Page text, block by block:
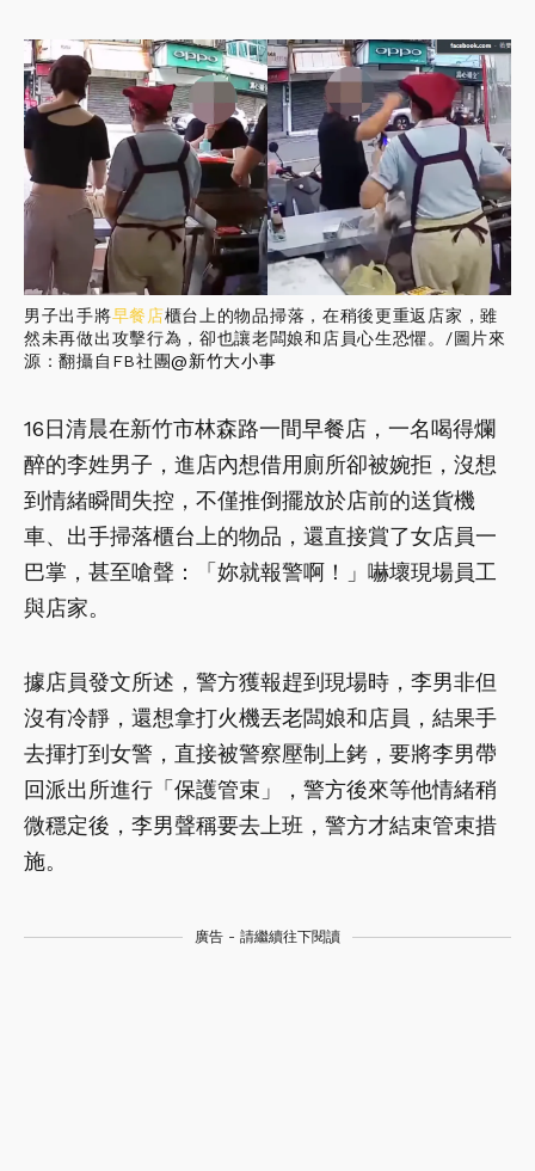
男子出手將早餐店櫃台上的物品掃落，在稍後更重返店家，雖
然未再做出攻擊行為，卻也讓老闆娘和店員心生恐懼。/圖片來
源：翻攝自FB社團@新竹大小事
16日清晨在新竹市林森路一間早餐店，一名喝得爛
醉的李姓男子，進店內想借用廁所卻被婉拒，沒想
到情緒瞬間失控，不僅推倒擺放於店前的送貨機
車、出手掃落櫃台上的物品，還直接賞了女店員一
巴掌，甚至嗆聲：「妳就報警啊！」嚇壞現場員工
與店家。
據店員發文所述，警方獲報趕到現場時，李男非但
沒有冷靜，還想拿打火機丟老闆娘和店員，結果手
去揮打到女警，直接被警察壓制上銬，要將李男帶
回派出所進行「保護管束」，警方後來等他情緒稍
微穩定後，李男聲稱要去上班，警方才結束管束措
施。
廣告 - 請繼續往下閱讀